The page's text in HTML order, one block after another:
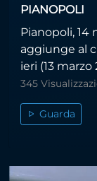
PIANOPOLI
Pianopoli, 14
aggiunge al
ieri (13 marzo
345
Guarda